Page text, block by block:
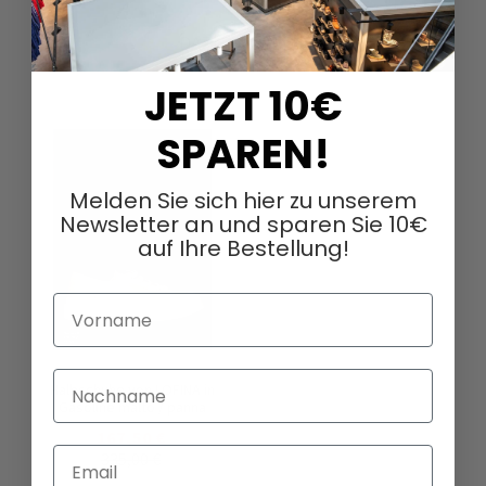
DAZU PASSEND
Halbschuhe von LOFINA in
Gasoline malto / panna
JETZT 10€
SPAREN!
Melden Sie sich hier zu unserem
Newsletter an und sparen Sie 10€
auf Ihre Bestellung!
Vorname
Nachname
Email